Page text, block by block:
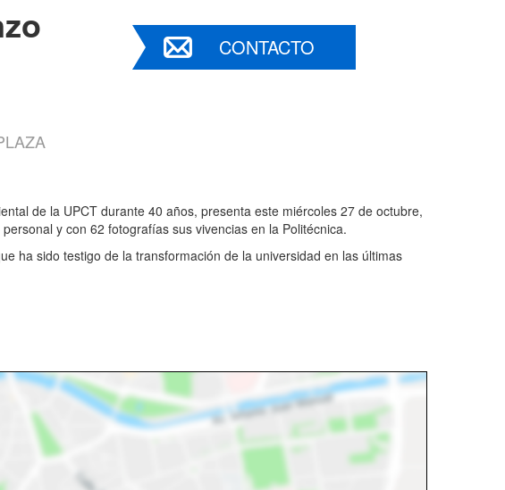
CONTACTO
de la UPCT durante 40 años, presenta este miércoles 27 de octubre,
y con 62 fotografías sus vivencias en la Politécnica.
ha sido testigo de la transformación de la universidad en las últimas